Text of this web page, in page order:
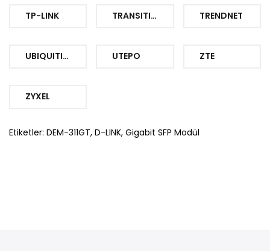
TP-LINK TRANSITION TRENDNET
UBIQUITI-UBNT-UNIFI UTEPO ZTE
ZYXEL
Etiketler: DEM-311GT, D-LINK, Gigabit SFP Modül